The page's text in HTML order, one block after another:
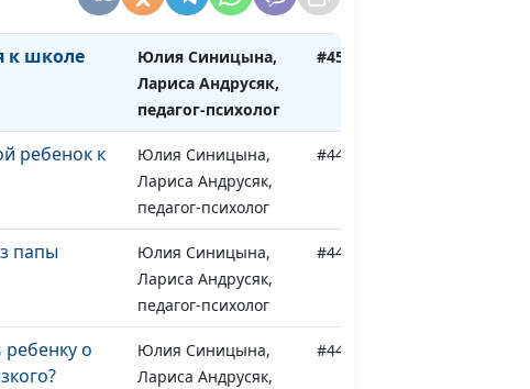
педагог-психолог
к школе
Юлия Синицына,
Лариса Андрусяк,
педагог-психолог
#450
ребенок к
Юлия Синицына,
Лариса Андрусяк,
педагог-психолог
#449
папы
Юлия Синицына,
Лариса Андрусяк,
педагог-психолог
#448
ребенку о
Юлия Синицына,
Лариса Андрусяк,
#447